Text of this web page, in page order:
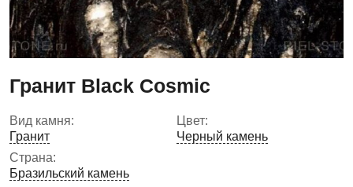
Гранит Black Cosmic
Вид камня:
Гранит
Цвет:
Черный камень
Страна:
Бразильский камень